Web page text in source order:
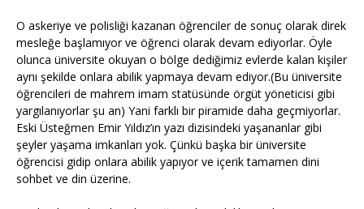
O askeriye ve polisliği kazanan öğrenciler de sonuç olarak direk
mesleğe başlamıyor ve öğrenci olarak devam ediyorlar. Öyle
olunca üniversite okuyan o bölge dediğimiz evlerde kalan kişiler
aynı şekilde onlara abilik yapmaya devam ediyor.(Bu üniversite
öğrencileri de mahrem imam statüsünde örgüt yöneticisi gibi
yargılanıyorlar şu an) Yani farklı bir piramide daha geçmiyorlar.
Eski Üsteğmen Emir Yıldız’ın yazı dizisindeki yaşananlar gibi
şeyler yaşama imkanları yok. Çünkü başka bir üniversite
öğrencisi gidip onlara abilik yapıyor ve içerik tamamen dini
sohbet ve din üzerine.